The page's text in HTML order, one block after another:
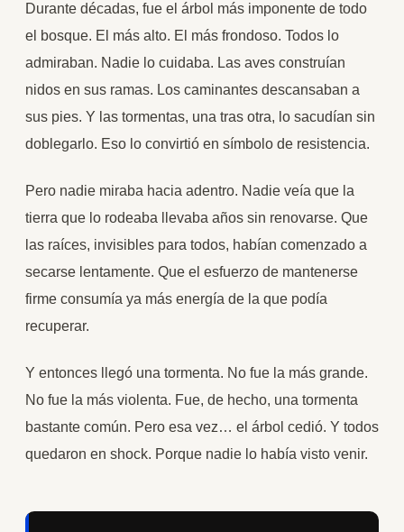
Durante décadas, fue el árbol más imponente de todo
el bosque. El más alto. El más frondoso. Todos lo
admiraban. Nadie lo cuidaba. Las aves construían
nidos en sus ramas. Los caminantes descansaban a
sus pies. Y las tormentas, una tras otra, lo sacudían sin
doblegarlo. Eso lo convirtió en símbolo de resistencia.
Pero nadie miraba hacia adentro. Nadie veía que la
tierra que lo rodeaba llevaba años sin renovarse. Que
las raíces, invisibles para todos, habían comenzado a
secarse lentamente. Que el esfuerzo de mantenerse
firme consumía ya más energía de la que podía
recuperar.
Y entonces llegó una tormenta. No fue la más grande.
No fue la más violenta. Fue, de hecho, una tormenta
bastante común. Pero esa vez… el árbol cedió. Y todos
quedaron en shock. Porque nadie lo había visto venir.